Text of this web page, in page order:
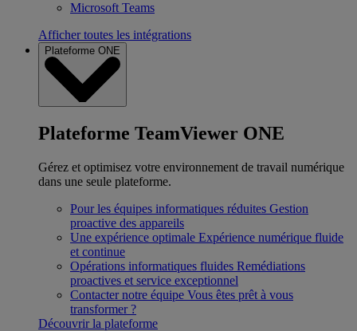
Microsoft Teams
Afficher toutes les intégrations
Plateforme ONE
Plateforme TeamViewer ONE
Gérez et optimisez votre environnement de travail numérique
dans une seule plateforme.
Pour les équipes informatiques réduites Gestion
proactive des appareils
Une expérience optimale Expérience numérique fluide
et continue
Opérations informatiques fluides Remédiations
proactives et service exceptionnel
Contacter notre équipe Vous êtes prêt à vous
transformer ?
Découvrir la plateforme